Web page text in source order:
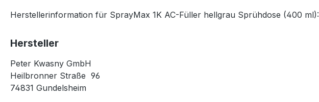
Herstellerinformation für SprayMax 1K AC-Füller hellgrau Sprühdose (400 ml):
Hersteller
Peter Kwasny GmbH
Heilbronner Straße 96
74831 Gundelsheim